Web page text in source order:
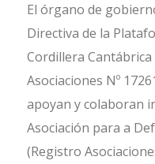
El órgano de
Directiva de la
Cordillera
Asociaciones Nº
apoyan y colaboran
Asociación para a
(Registro